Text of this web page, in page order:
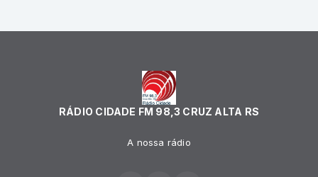
RÁDIO CIDADE FM 98,3 CRUZ ALTA RS
A nossa rádio